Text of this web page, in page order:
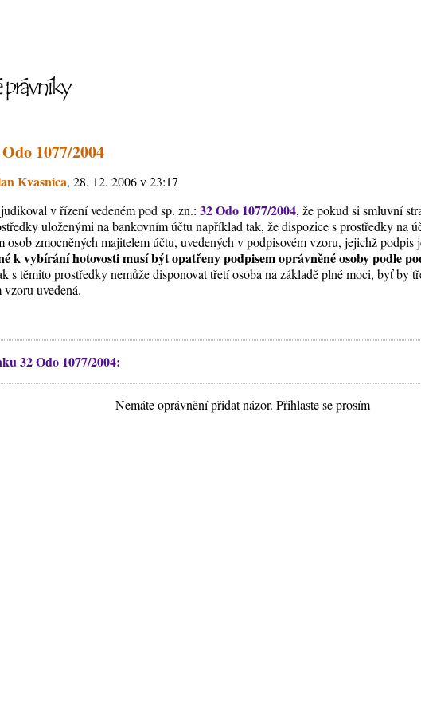
1077/2004
Kvasnica, 28. 12. 2006 v 23:17
v řízení vedeném pod sp. zn.:32 Odo 1077/2004, že pokud si smluvní
uloženými na bankovním účtu například tak, že dispozice s prostředky na
osob zmocněných majitelem účtu, uvedených v podpisovém vzoru, jejichž podpis
k vybírání hotovosti musí být opatřeny podpisem oprávněné osoby podle
s těmito prostředky nemůže disponovat třetí osoba na základě plné moci, byť by
vzoru uvedená.
32 Odo 1077/2004:
Nemáte oprávnění přidat názor. Přihlaste se prosím